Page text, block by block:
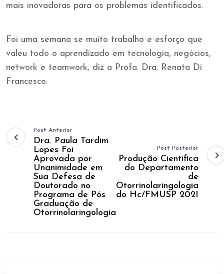
mais inovadoras para os problemas identificados.
Foi uma semana se muito trabalho e esforço que
valeu todo o aprendizado em tecnologia, negócios,
network e teamwork, diz a Profa. Dra. Renata Di
Francesco.
Post Anterior
Dra. Paula Tardim
Lopes Foi
Aprovada por
Unanimidade em
Sua Defesa de
Doutorado no
Programa de Pós
Graduação de
Otorrinolaringologia
Post Posterior
Produção Científica
do Departamento
de
Otorrinolaringologia
do Hc/FMUSP 2021